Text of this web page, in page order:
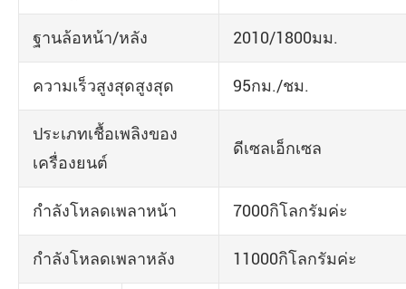
ฐานล้อหน้า/หลัง 2010/1800มม.
ความเร็วสูงสุดสูงสุด 95กม./ชม.
ประเภทเชื้อเพลิงของ
เครื่องยนต์
ดีเซลเอ็กเซล
กำลังโหลดเพลาหน้า 7000กิโลกรัมค่ะ
กำลังโหลดเพลาหลัง 11000กิโลกรัมค่ะ